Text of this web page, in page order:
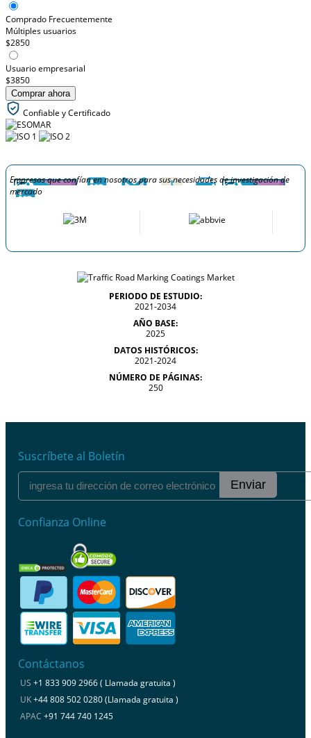
Comprado Frecuentemente
Múltiples usuarios
$2850
Usuario empresarial
$3850
Comprar ahora
Confiable y Certificado
Empresas que confían en nosotros para sus necesidades de investigación de
mercado
PERIODO DE ESTUDIO:
2021-2034
AÑO BASE:
2025
DATOS HISTÓRICOS:
2021-2024
NÚMERO DE PÁGINAS:
250
Suscríbete al Boletín
Enviar
Confianza Online
Contáctanos
US +1 833 909 2966 ( Llamada gratuita )
UK+44 808 502 0280 (Llamada gratuita )
APAC +91 744 740 1245